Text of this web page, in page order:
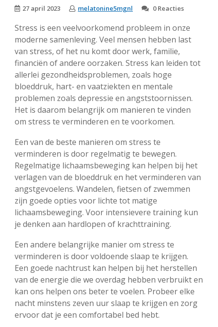
27 april 2023 melatonine5mgnl 0 Reacties
Stress is een veelvoorkomend probleem in onze
moderne samenleving. Veel mensen hebben last
van stress, of het nu komt door werk, familie,
financiën of andere oorzaken. Stress kan leiden tot
allerlei gezondheidsproblemen, zoals hoge
bloeddruk, hart- en vaatziekten en mentale
problemen zoals depressie en angststoornissen.
Het is daarom belangrijk om manieren te vinden
om stress te verminderen en te voorkomen.
Een van de beste manieren om stress te
verminderen is door regelmatig te bewegen.
Regelmatige lichaamsbeweging kan helpen bij het
verlagen van de bloeddruk en het verminderen van
angstgevoelens. Wandelen, fietsen of zwemmen
zijn goede opties voor lichte tot matige
lichaamsbeweging. Voor intensievere training kun
je denken aan hardlopen of krachttraining.
Een andere belangrijke manier om stress te
verminderen is door voldoende slaap te krijgen.
Een goede nachtrust kan helpen bij het herstellen
van de energie die we overdag hebben verbruikt en
kan ons helpen ons beter te voelen. Probeer elke
nacht minstens zeven uur slaap te krijgen en zorg
ervoor dat je een comfortabel bed hebt.